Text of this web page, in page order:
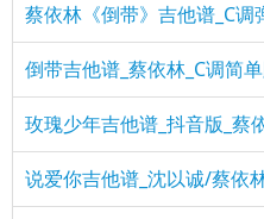
蔡依林《倒带》吉他谱_C调
倒带吉他谱_蔡依林_C调简
玫瑰少年吉他谱_抖音版_蔡
说爱你吉他谱_沈以诚/蔡依